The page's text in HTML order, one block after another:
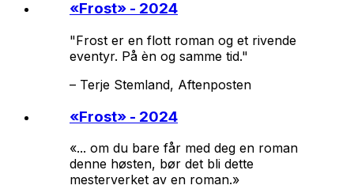
«Frost» - 2024
"Frost er en flott roman og et rivende
eventyr. På èn og samme tid."
– Terje Stemland, Aftenposten
«Frost» - 2024
«... om du bare får med deg en roman
denne høsten, bør det bli dette
mesterverket av en roman.»